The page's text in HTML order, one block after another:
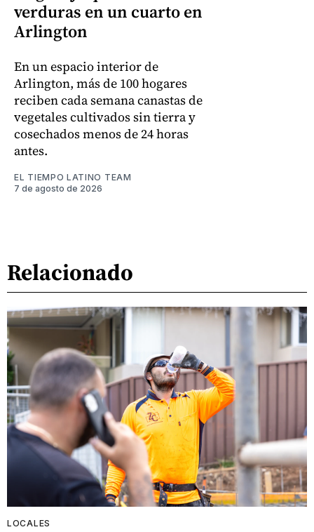
verduras en un cuarto en
Arlington
En un espacio interior de
Arlington, más de 100 hogares
reciben cada semana canastas de
vegetales cultivados sin tierra y
cosechados menos de 24 horas
antes.
EL TIEMPO LATINO TEAM
7 de agosto de 2026
Relacionado
LOCALES